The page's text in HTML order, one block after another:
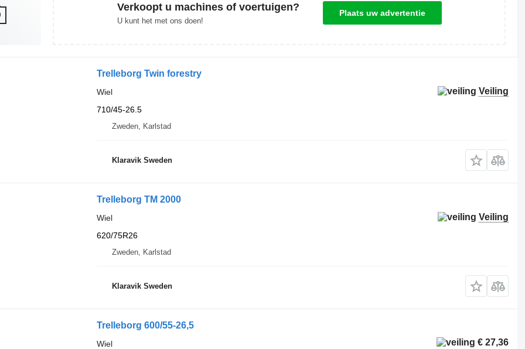
Verkoopt u machines of voertuigen?
U kunt het met ons doen!
Plaats uw advertentie
Trelleborg Twin forestry
Veiling
Wiel
710/45-26.5
Zweden, Karlstad
Klaravik Sweden
Trelleborg TM 2000
Veiling
Wiel
620/75R26
Zweden, Karlstad
Klaravik Sweden
Trelleborg 600/55-26,5
€ 27,36
Wiel